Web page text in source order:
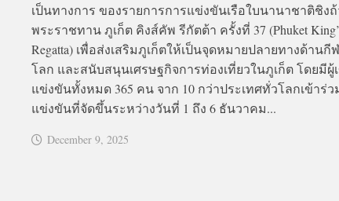
เป็นทางการ ของรายการการแข่งขันเรือใบนานาชาติชิงถ้
พระราชทาน ภูเก็ต คิงส์คัพ รีกัตต้า ครั้งที่ 37 (Phuket
Regatta) เพื่อส่งเสริมภูเก็ตให้เป็นจุดหมายปลายทางด้านกี
โลก และสนับสนุนเศรษฐกิจการท่องเที่ยวในภูเก็ต โดยมีผู้
แข่งขันทั้งหมด 365 คน จาก 10 กว่าประเทศทั่วโลกเข้าร่ว
แข่งขันที่จัดขึ้นระหว่างวันที่ 1 ถึง 6 ธันวาคม...
December 9, 2025